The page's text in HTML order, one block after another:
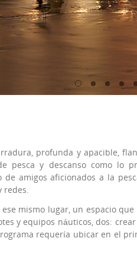
profunda y apacible,
pesca y descanso como lo
amigos aficionados a la
redes.
mismo lugar, un espacio
y equipos náuticos, dos:
requería ubicar en el